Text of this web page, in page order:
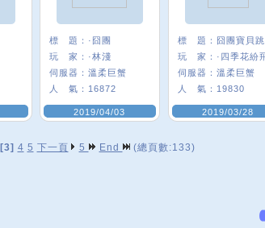
標 題： ·囧團
玩 家： ·林淺
伺服器： 溫柔巨蟹
人 氣： 16872
2019/04/03
標 題：
玩 家： ·四季花紛
伺服器： 溫柔巨蟹
人 氣： 19830
2019/03/28
[3] 4 5 下一頁 5 End (總頁數:133)